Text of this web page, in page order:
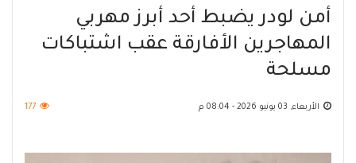
أمن لودر يضبط أحد أبرز مهربي
المهاجرين الأفارقة عقب اشتباكات
مسلحة
الأربعاء, 03 يونيو 2026 - 08:04 م 177